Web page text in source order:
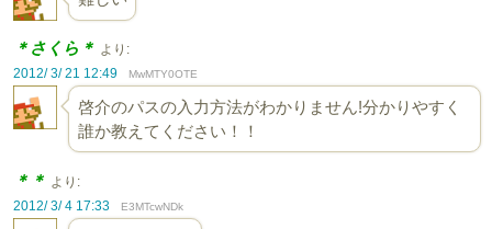
＊さくら＊ より:
2012/ 3/ 21 12:49
MwMTY0OTE
啓介のパスの入力方法がわかりません!分かりやすく
誰か教えてください！！
＊＊ より:
2012/ 3/ 4 17:33
E3MTcwNDk